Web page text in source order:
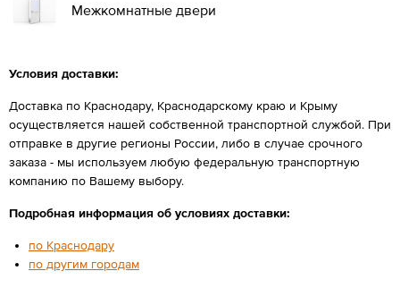
Межкомнатные двери
Условия доставки:
Доставка по Краснодару, Краснодарскому краю и Крыму
осуществляется нашей собственной транспортной службой. При
отправке в другие регионы России, либо в случае срочного
заказа - мы используем любую федеральную транспортную
компанию по Вашему выбору.
Подробная информация об условиях доставки:
по Краснодару
по другим городам